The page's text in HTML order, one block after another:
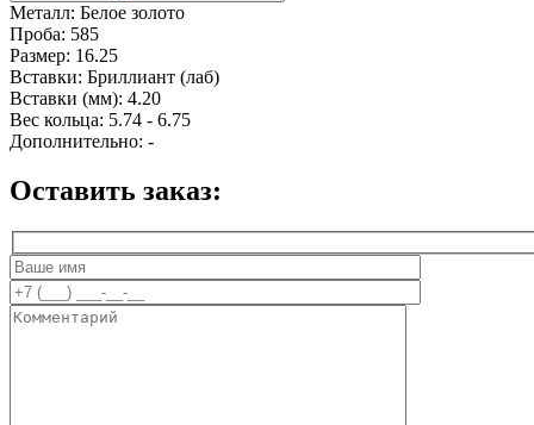
Металл: Белое золото
Проба: 585
Размер: 16.25
Вставки: Бриллиант (лаб)
Вставки (мм): 4.20
Вес кольца: 5.74 - 6.75
Дополнительно: -
Оставить заказ: